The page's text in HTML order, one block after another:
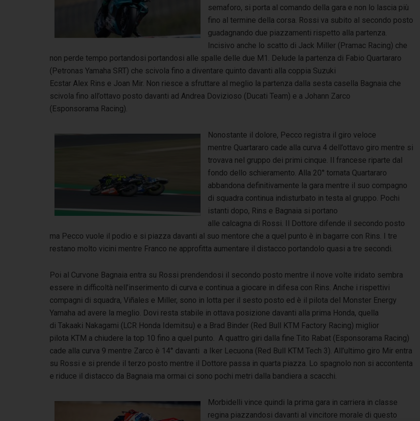
semaforo, si porta al comando della gara e non lo lascia più
fino al termine della corsa. Rossi va subito al secondo posto
guadagnando due piazzamenti rispetto alla partenza.
Incisivo anche lo scatto di Jack Miller (Pramac Racing) che
non perde tempo portandosi portandosi alle spalle delle due M1. Delude la partenza di Fabio Quartararo
(Petronas Yamaha SRT) che scivola fino a diventare quinto davanti alla coppia Suzuki
Ecstar Alex Rins e Joan Mir. Non riesce a sfruttare al meglio la partenza dalla sesta casella Bagnaia che
scivola fino all’ottavo posto davanti ad Andrea Dovizioso (Ducati Team) e a Johann Zarco
(Esponsorama Racing).
Nonostante il dolore, Pecco registra il giro veloce
mentre Quartararo cade alla curva 4 dell’ottavo giro mentre si
trovava nel gruppo dei primi cinque. Il francese riparte dal
fondo dello schieramento. Alla 20° tornata Quartararo
abbandona definitivamente la gara mentre il suo compagno
di squadra continua indisturbato in testa al gruppo. Pochi
istanti dopo, Rins e Bagnaia si portano
alle calcagna di Rossi. Il Dottore difende il secondo posto
ma Pecco vuole il podio e si piazza davanti al suo mentore che a quel punto è in bagarre con Rins. I tre
restano molto vicini mentre Franco ne approfitta aumentare il distacco portandolo quasi a tre secondi.
Poi al Curvone Bagnaia entra su Rossi prendendosi il secondo posto mentre il nove volte iridato sembra
essere in difficoltà nell’inserimento di curva e continua a giocare in difesa con Rins. Anche i rispettivi
compagni di squadra, Viñales e Miller, sono in lotta per il sesto posto ed è il pilota del Monster Energy
Yamaha ad avere la meglio. Dovi resta stabile in ottava posizione davanti alla prima Honda, quella
di Takaaki Nakagami (LCR Honda Idemitsu) e a Brad Binder (Red Bull KTM Factory Racing) miglior
pilota KTM a chiudere la top 10 fino a quel punto. A quattro giri dalla fine Tito Rabat (Esponsorama Racing)
cade alla curva 9 mentre Zarco è 14° davanti a Iker Lecuona (Red Bull KTM Tech 3). All’ultimo giro Mir entra
su Rossi e si prende il terzo posto mentre il Dottore passa in quarta piazza. Lo spagnolo non si accontenta
e riduce il distacco da Bagnaia ma ormai ci sono pochi metri dalla bandiera a scacchi.
Morbidelli vince quindi la prima gara in carriera in classe
regina piazzandosi davanti al vincitore morale di questo